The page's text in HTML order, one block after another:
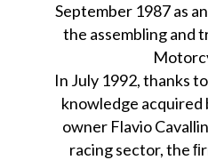
September 1987 as
the assembling and
In July 1992, thanks
knowledge acquired
owner Flavio
racing sector, the